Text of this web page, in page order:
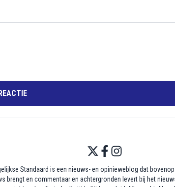
Standaard is een nieuws- en opinieweblog dat
brengt en commentaar en achtergronden levert bij het